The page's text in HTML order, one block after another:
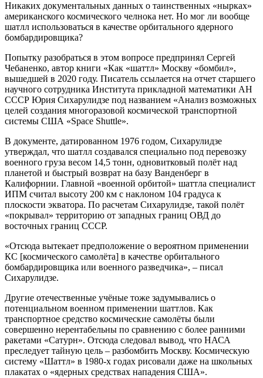
Никаких документальных данных о таинственных «нырках»
американского космического челнока нет. Но мог ли вообще
шатлл использоваться в качестве орбитального ядерного
бомбардировщика?
Попытку разобраться в этом вопросе предпринял Сергей
Чебаненко, автор книги «Как «шаттл» Москву «бомбил»,
вышедшей в 2020 году. Писатель ссылается на отчет старшего
научного сотрудника Института прикладной математики АН
СССР Юрия Сихарулидзе под названием «Анализ возможных
целей создания многоразовой космической транспортной
системы США «Space Shuttle».
В документе, датированном 1976 годом, Сихарулидзе
утверждал, что шатлл создавался специально под перевозку
военного груза весом 14,5 тонн, одновитковый полёт над
планетой и быстрый возврат на базу Ванденберг в
Калифорнии. Главной «военной орбитой» шаттла специалист
ИПМ считал высоту 200 км с наклоном 104 градуса к
плоскости экватора. По расчетам Сихарулидзе, такой полёт
«покрывал» территорию от западных границ ОВД до
восточных границ СССР.
«Отсюда вытекает предположение о вероятном применении
КС [космического самолёта] в качестве орбитального
бомбардировщика или военного разведчика», – писал
Сихарулидзе.
Другие отечественные учёные тоже задумывались о
потенциальном военном применении шаттлов. Как
транспортное средство космические самолёты были
совершенно нерентабельны по сравнению с более ранними
ракетами «Сатурн». Отсюда следовал вывод, что НАСА
преследует тайную цель – разбомбить Москву. Космическую
систему «Шаттл» в 1980-х годах рисовали даже на школьных
плакатах о «ядерных средствах нападения США».